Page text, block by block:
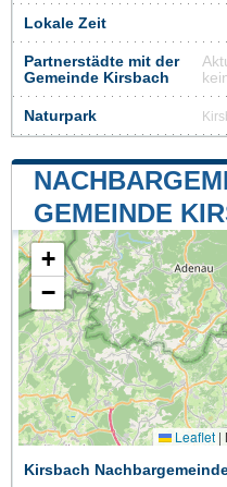
Lokale Zeit
Partnerstädte mit der
Gemeinde Kirsbach
Naturpark
GEMEINDE
+
−
Leaflet |
Kirsbach